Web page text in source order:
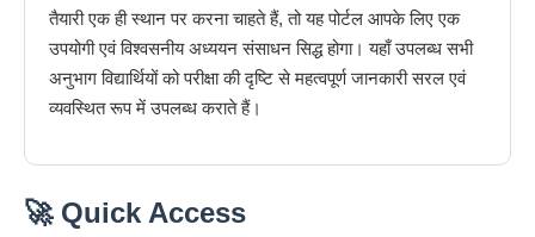
तैयारी एक ही स्थान पर करना चाहते हैं, तो यह पोर्टल आपके लिए एक
उपयोगी एवं विश्वसनीय अध्ययन संसाधन सिद्ध होगा। यहाँ उपलब्ध सभी
अनुभाग विद्यार्थियों को परीक्षा की दृष्टि से महत्वपूर्ण जानकारी सरल एवं
व्यवस्थित रूप में उपलब्ध कराते हैं।
🚀 Quick Access